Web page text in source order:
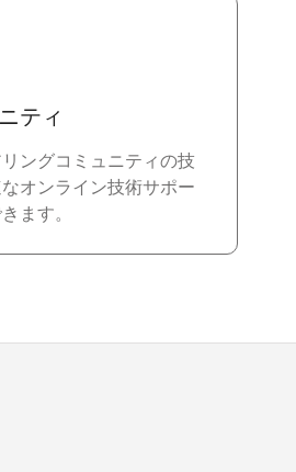
ティ
ングコミュニティの技
オンライン技術サポー
ます。